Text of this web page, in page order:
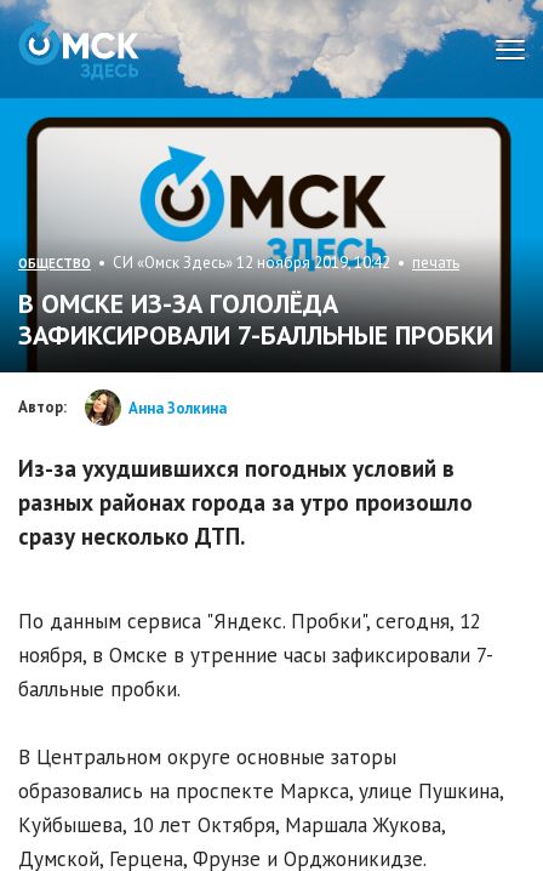
ОБЩЕСТВО • СИ «Омск Здесь» 12 ноября 2019, 10:42 • печать
В ОМСКЕ ИЗ-ЗА ГОЛОЛЁДА
ЗАФИКСИРОВАЛИ 7-БАЛЛЬНЫЕ ПРОБКИ
Автор: Анна Золкина
Из-за ухудшившихся погодных условий в
разных районах города за утро произошло
сразу несколько ДТП.
По данным сервиса "Яндекс. Пробки", сегодня, 12
ноября, в Омске в утренние часы зафиксировали 7-
балльные пробки.
В Центральном округе основные заторы
образовались на проспекте Маркса, улице Пушкина,
Куйбышева, 10 лет Октября, Маршала Жукова,
Думской, Герцена, Фрунзе и Орджоникидзе.